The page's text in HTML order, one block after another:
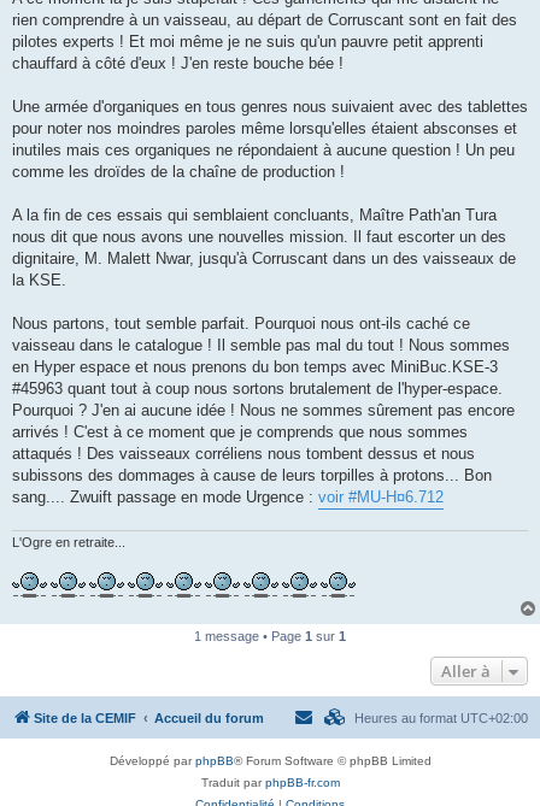
rien comprendre à un vaisseau, au départ de Corruscant sont en fait des
pilotes experts ! Et moi même je ne suis qu'un pauvre petit apprenti
chauffard à côté d'eux ! J'en reste bouche bée !
Une armée d'organiques en tous genres nous suivaient avec des tablettes
pour noter nos moindres paroles même lorsqu'elles étaient absconses et
inutiles mais ces organiques ne répondaient à aucune question ! Un peu
comme les droïdes de la chaîne de production !
A la fin de ces essais qui semblaient concluants, Maître Path'an Tura
nous dit que nous avons une nouvelles mission. Il faut escorter un des
dignitaire, M. Malett Nwar, jusqu'à Corruscant dans un des vaisseaux de
la KSE.
Nous partons, tout semble parfait. Pourquoi nous ont-ils caché ce
vaisseau dans le catalogue ! Il semble pas mal du tout ! Nous sommes
en Hyper espace et nous prenons du bon temps avec MiniBuc.KSE-3
#45963 quant tout à coup nous sortons brutalement de l'hyper-espace.
Pourquoi ? J'en ai aucune idée ! Nous ne sommes sûrement pas encore
arrivés ! C'est à ce moment que je comprends que nous sommes
attaqués ! Des vaisseaux corréliens nous tombent dessus et nous
subissons des dommages à cause de leurs torpilles à protons... Bon
sang.... Zwuift passage en mode Urgence : voir #MU-H¤6.712
L'Ogre en retraite...
1 message • Page 1 sur 1
Aller à
Site de la CEMIF Accueil du forum Heures au format UTC+02:00
Développé parphpBB® Forum Software © phpBB Limited
Traduit parphpBB-fr.com